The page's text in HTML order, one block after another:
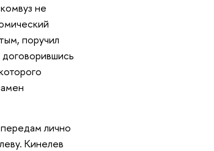
не
поручил
лично
Кинелев